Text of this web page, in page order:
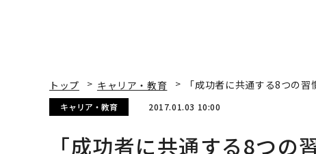
トップ キャリア・教育 「成功者に共通する8つの
キャリア・教育 2017.01.03 10:00
「成功者に共通する8つ